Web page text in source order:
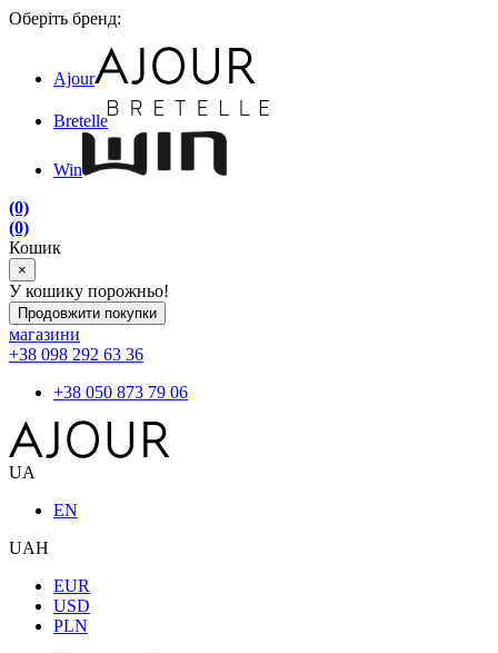
Оберіть бренд:
Ajour
Bretelle
Win
(0)
(0)
Кошик
×
У кошику порожньо!
Продовжити покупки
магазини
+38 098 292 63 36
+38 050 873 79 06
UA
EN
UAH
EUR
USD
PLN